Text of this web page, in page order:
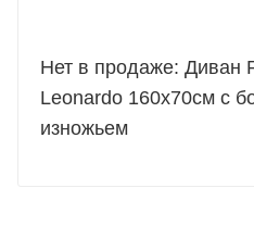
Нет в продаже: Диван
Leonardo 160х70см с
изножьем